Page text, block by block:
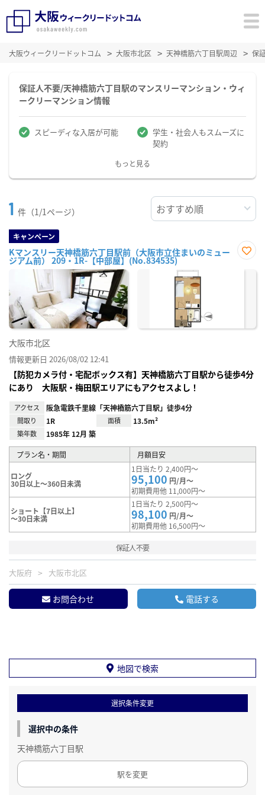
大阪ウィークリードットコム 大阪市北区 天神橋筋六丁目駅周辺 保
保証人不要/天神橋筋六丁目駅のマンスリーマンション・ウィ
ークリーマンション情報
スピーディな入居が可能
学生・社会人もスムーズに
契約
もっと見る
1 件（1/1ページ）
キャンペーン
Kマンスリー天神橋筋六丁目駅前（大阪市立住まいのミュー
ジアム前） 209・1R-【中部屋】(No.834535)
に入
大阪市北区
情報更新日 2026/08/02 12:41
【防犯カメラ付・宅配ボックス有】天神橋筋六丁目駅から徒歩4分
にあり 大阪駅・梅田駅エリアにもアクセスよし！
アクセス 阪急電鉄千里線「天神橋筋六丁目駅」徒歩4分
間取り 1R 面積 13.5m²
築年数 1985年 12月 築
プラン名・期間 月額目安
ロング
30日以上～360日未満
1日当たり 2,400円～
95,100 円/月～
初期費用他 11,000円～
ショート【7日以上】
～30日未満
1日当たり 2,500円～
98,100 円/月～
初期費用他 16,500円～
保証人不要
大阪府 大阪市北区
お問合わせ 電話する
地図で検索
選択条件変更
選択中の条件
天神橋筋六丁目駅
駅を変更